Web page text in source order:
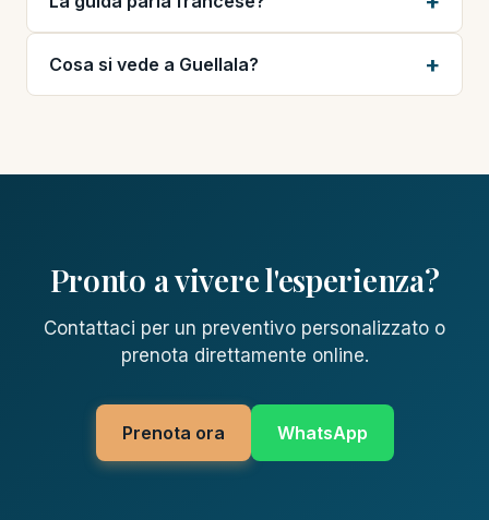
Cosa si vede a Guellala?
Pronto a vivere l'esperienza?
Contattaci per un preventivo personalizzato o
prenota direttamente online.
Prenota ora WhatsApp